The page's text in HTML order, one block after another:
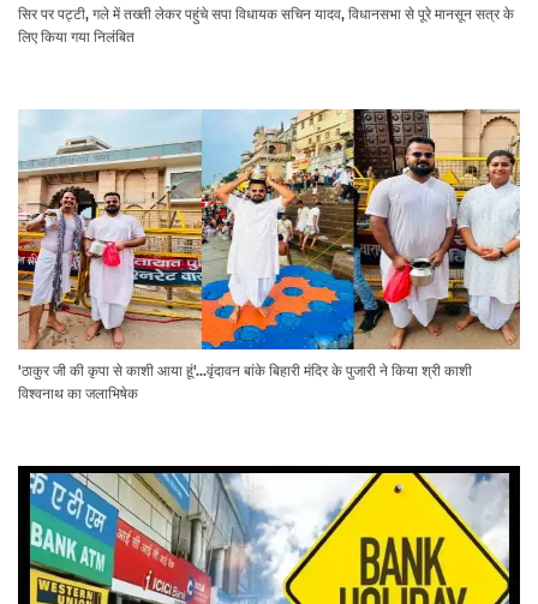
सिर पर पट्टी, गले में तख्ती लेकर पहुंचे सपा विधायक सचिन यादव, विधानसभा से पूरे मानसून सत्र के
लिए किया गया निलंबित
'ठाकुर जी की कृपा से काशी आया हूं'...वृंदावन बांके बिहारी मंदिर के पुजारी ने किया श्री काशी
विश्वनाथ का जलाभिषेक